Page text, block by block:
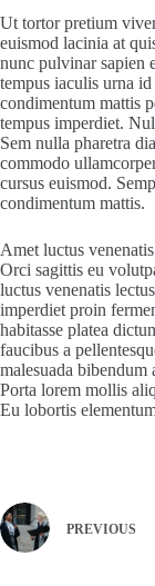
Ut tortor pretium
euismod lacinia at
nunc pulvinar sapien
tempus iaculis urna
condimentum mattis
tempus imperdiet.
Sem nulla pharetra
commodo
cursus euismod.
condimentum mattis.
Amet luctus
Orci sagittis eu
luctus venenatis
imperdiet proin
habitasse platea
faucibus a
malesuada bibendum
Porta lorem mollis
Eu lobortis
PREVIOUS